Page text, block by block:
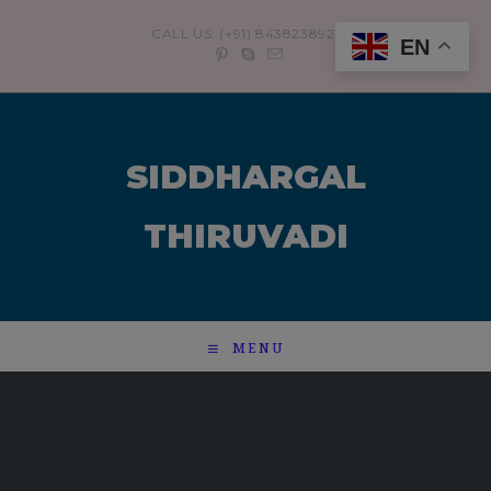
CALL US: (+91) 8438238921
SIDDHARGAL
THIRUVADI
MENU
EN